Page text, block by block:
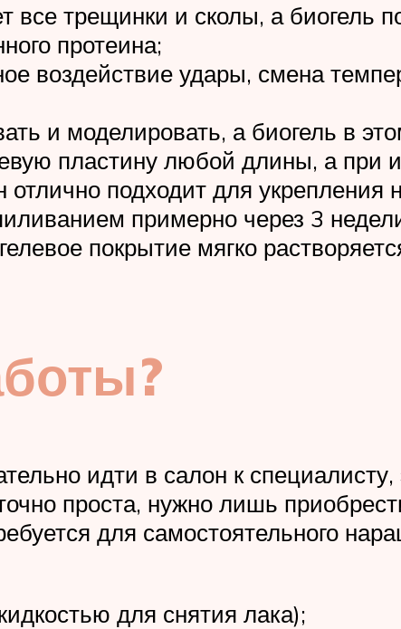
все трещинки и сколы, а биогель
протеина;
воздействие удары, смена
и моделировать, а биогель в
пластину любой длины, а при
подходит для укрепления
примерно через 3
покрытие мягко
идти в салон к
проста, нужно лишь
для самостоятельного
для снятия лака);